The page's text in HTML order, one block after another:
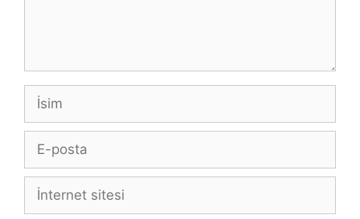
İsim
posta
İnternet
sitesi